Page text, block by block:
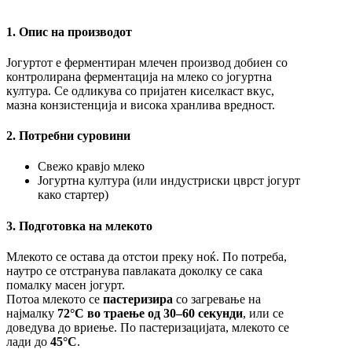
1. Опис на производот
Јогуртот е ферментиран млечен производ добиен со
контролирана ферментација на млеко со јогуртна
култура. Се одликува со пријатен киселкаст вкус,
мазна конзистенција и висока хранлива вредност.
2. Потребни суровини
Свежо кравјо млеко
Јогуртна култура (или индустриски цврст јогурт
како стартер)
3. Подготовка на млекото
Млекото се остава да отстои преку ноќ. По потреба,
наутро се отстранува павлаката доколку се сака
помалку масен јогурт.
Потоа млекото се пастеризира со загревање на
најмалку 72°C во траење од 30–60 секунди, или се
доведува до вриење. По пастеризацијата, млекото се
лади до 45°C.